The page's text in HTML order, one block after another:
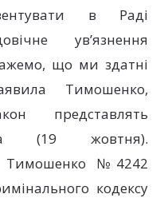
в Раді
ув’язнення
що ми здатні
Тимошенко,
представлять
(19 жовтня).
Тимошенко №4242
кодексу